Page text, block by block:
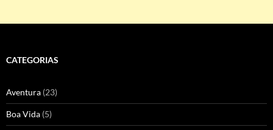
CATEGORIAS
Aventura (23)
Boa Vida (5)